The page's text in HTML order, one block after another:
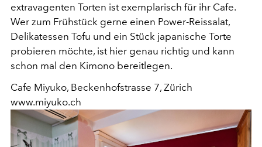
extravagenten Torten ist exemplarisch für ihr Cafe.
Wer zum Frühstück gerne einen Power-Reissalat,
Delikatessen Tofu und ein Stück japanische Torte
probieren möchte, ist hier genau richtig und kann
schon mal den Kimono bereitlegen.
Cafe Miyuko, Beckenhofstrasse 7, Zürich
www.miyuko.ch